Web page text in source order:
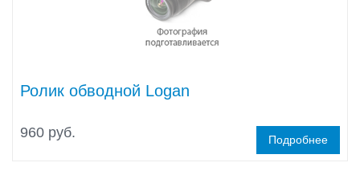
Ролик обводной Logan
960 руб. Подробнее